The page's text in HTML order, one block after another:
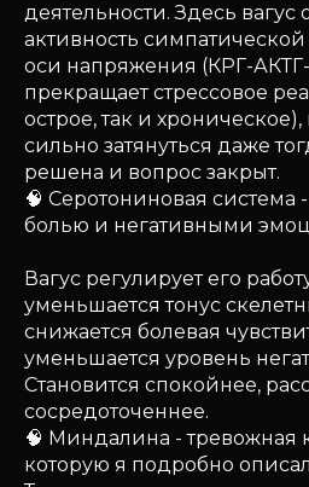
деятельности. Здесь вагус
активность
оси напряжения (КРГ-
прекращает стрессовое
острое, так и
сильно затянуться даже
решена и вопрос закрыт.
🧠 Серотониновая система
болью и негативными
Вагус регулирует его
уменьшается тонус
снижается болевая
уменьшается уровень
Становится спокойнее,
сосредоточеннее.
🧠 Миндалина - тревожная
которую я подробно